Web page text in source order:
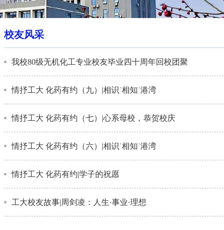
校友风采
我校80级无机化工专业校友毕业四十周年回校团聚
情抒工大 化药有约（九）|相识˙相知˙港湾
情抒工大 化药有约（七）|心系母校，恭贺校庆
情抒工大 化药有约（六）|相识˙相知˙港湾
情抒工大 化药有约|学子的祝愿
工大校友故事|周剑凌：人生·事业·理想